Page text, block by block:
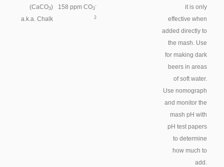
(CaCO3)
a.k.a. Chalk
158 ppm CO3
-
2
it is only
effective when
added directly to
the mash. Use
for making dark
beers in areas
of soft water.
Use nomograph
and monitor the
mash pH with
pH test papers
to determine
how much to
add.